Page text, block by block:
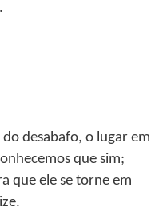
desabafo, o lugar em
que sim;
que ele se torne em